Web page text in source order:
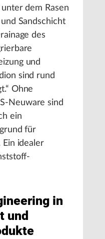
dem Rasen
Sandschicht
des
und
sind rund
Ohne
Neuware sind
ein
für
Ein idealer
in
und